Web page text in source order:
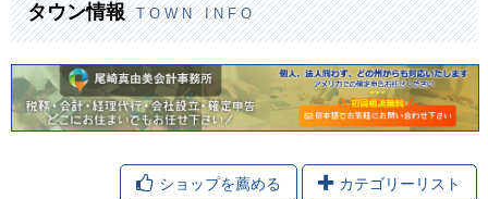
タウン情報 TOWN INFO
ショップを薦める カテゴリーリスト